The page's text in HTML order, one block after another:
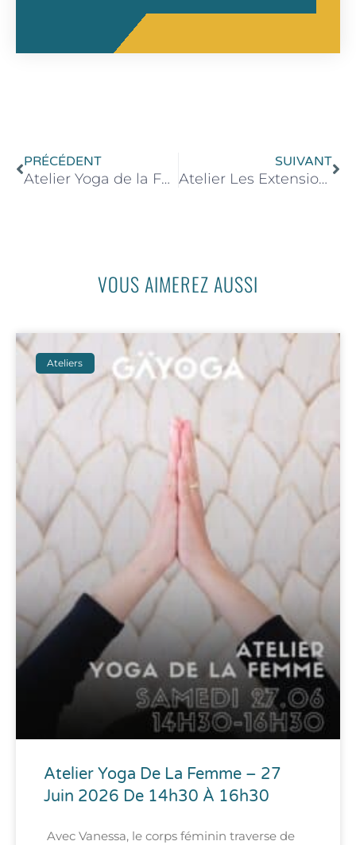
PRÉCÉDENT
Atelier Yoga de la Femme – 29 Mars 2025 de 16h00 à 18h00
SUIVANT
Atelier Les Extensions de l’Ashtanga – 05 Avril 2025 de 16h30 à 18h30
VOUS AIMEREZ AUSSI
Ateliers
Atelier Yoga De La Femme – 27
Juin 2026 De 14h30 À 16h30
Avec Vanessa, le corps féminin traverse de